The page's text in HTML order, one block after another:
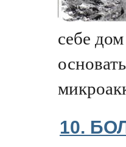
себе
10.